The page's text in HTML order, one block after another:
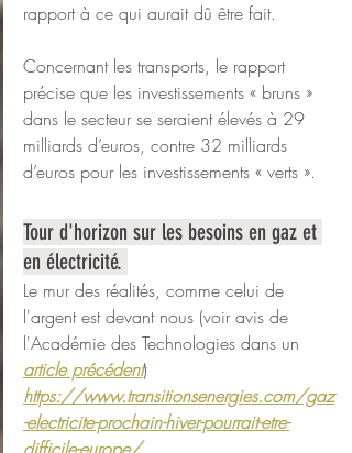
rapport à ce qui aurait dû être fait.
Concernant les transports, le rapport
précise que les investissements « bruns »
dans le secteur se seraient élevés à 29
milliards d’euros, contre 32 milliards
d’euros pour les investissements « verts ».
Tour d'horizon sur les besoins en gaz et
en électricité.
Le mur des réalités, comme celui de
l'argent est devant nous (voir avis de
l'Académie des Technologies dans un
article précédent)
https://www.transitionsenergies.com/gaz
-electricite-prochain-hiver-pourrait-etre-